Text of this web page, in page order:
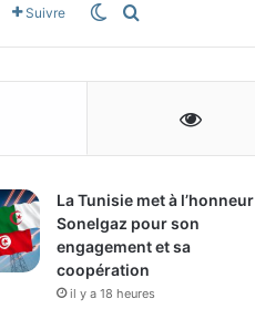
Suivre Switch skin
La Tunisie met à l’honneur
Sonelgaz pour son
engagement et sa
coopération
il y a 18 heures